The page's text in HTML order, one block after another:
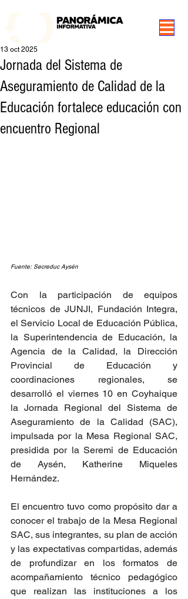
Jornada del Sistema de
Aseguramiento de Calidad de la
Educación fortalece educación con
encuentro Regional
13 oct 2025
Fuente: Secreduc Aysén
Con la participación de equipos
técnicos de JUNJI, Fundación Integra,
el Servicio Local de Educación Pública,
la Superintendencia de Educación, la
Agencia de la Calidad, la Dirección
Provincial de Educación y
coordinaciones regionales, se
desarrolló el viernes 10 en Coyhaique
la Jornada Regional del Sistema de
Aseguramiento de la Calidad (SAC),
impulsada por la Mesa Regional SAC,
presidida por la Seremi de Educación
de Aysén, Katherine Miqueles
Hernández.
El encuentro tuvo como propósito dar a
conocer el trabajo de la Mesa Regional
SAC, sus integrantes, su plan de acción
y las expectativas compartidas, además
de profundizar en los formatos de
acompañamiento técnico pedagógico
que realizan las instituciones a los